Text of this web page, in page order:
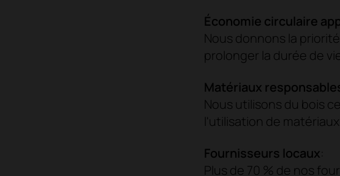
Économie circulaire
Nous donnons la
prolonger la durée de
Matériaux
Nous utilisons du bois
l'utilisation de
Fournisseurs locaux:
Plus de 70 % de nos